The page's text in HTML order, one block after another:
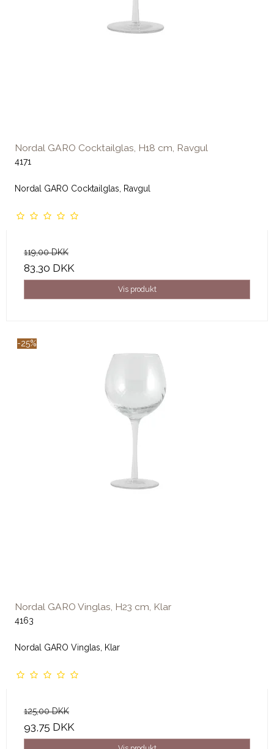
Nordal GARO Cocktailglas, H18 cm, Ravgul
4171
Nordal GARO Cocktailglas, Ravgul
119,00 DKK
83,30 DKK
Vis produkt
-25%
Nordal GARO Vinglas, H23 cm, Klar
4163
Nordal GARO Vinglas, Klar
125,00 DKK
93,75 DKK